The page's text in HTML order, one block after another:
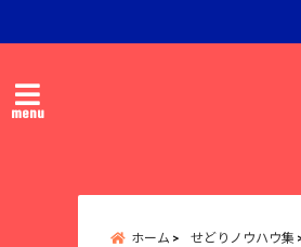
menu
ホーム せどりノウハウ集